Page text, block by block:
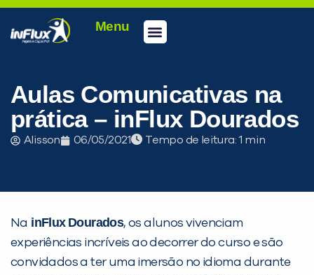
Menu
Aulas Comunicativas na
prática – inFlux Dourados
Alisson 06/05/2021 Tempo de leitura:
Na inFlux Dourados, os alunos vivenciam
experiências incríveis ao decorrer do curso e são
convidados a ter uma imersão no idioma durante